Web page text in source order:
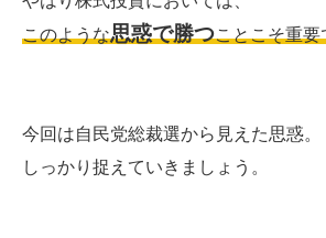
このような思惑で勝つことこそ重要
今回は自民党総裁選から見えた思惑。
しっかり捉えていきましょう。